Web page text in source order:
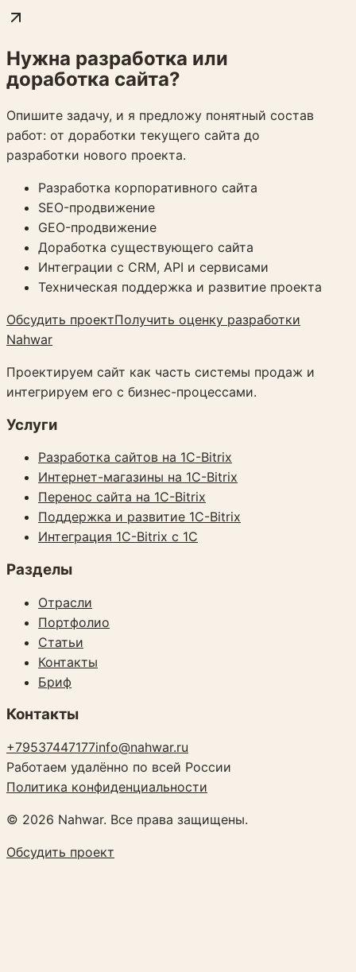
Нужна разработка или
доработка сайта?
Опишите задачу, и я предложу понятный состав
работ: от доработки текущего сайта до
разработки нового проекта.
Разработка корпоративного сайта
SEO-продвижение
GEO-продвижение
Доработка существующего сайта
Интеграции с CRM, API и сервисами
Техническая поддержка и развитие проекта
Обсудить проектПолучить оценку разработки
Nahwar
Проектируем сайт как часть системы продаж и
интегрируем его с бизнес-процессами.
Услуги
Разработка сайтов на 1C-Bitrix
Интернет-магазины на 1C-Bitrix
Перенос сайта на 1C-Bitrix
Поддержка и развитие 1C-Bitrix
Интеграция 1C-Bitrix с 1С
Разделы
Отрасли
Портфолио
Статьи
Контакты
Бриф
Контакты
+79537447177info@nahwar.ru
Работаем удалённо по всей России
Политика конфиденциальности
© 2026 Nahwar. Все права защищены.
Обсудить проект